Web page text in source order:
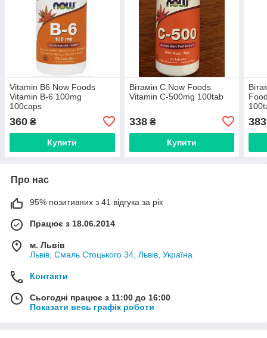
Vitamin В6 Now Foods
Vitamin B-6 100mg
100caps
360 ₴
Купити
Вітамін С Now Foods
Vitamin C-500mg 100tab
338₴
Купити
383
Про нас
95% позитивних з 41 відгука за рік
Працює з 18.06.2014
м. Львів
Львів, Смаль Стоцького 34, Львів, Україна
Контакти
Сьогодні працює з 11:00 до 16:00
Показати весь графік роботи